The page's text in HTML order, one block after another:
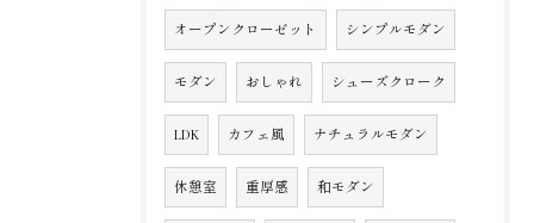
オープンクローゼット シンプルモダン
モダン おしゃれ シューズクローク
LDK カフェ風 ナチュラルモダン
休憩室 重厚感 和モダン